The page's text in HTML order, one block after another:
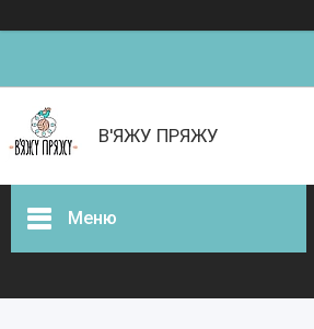
В'ЯЖУ ПРЯЖУ
Меню